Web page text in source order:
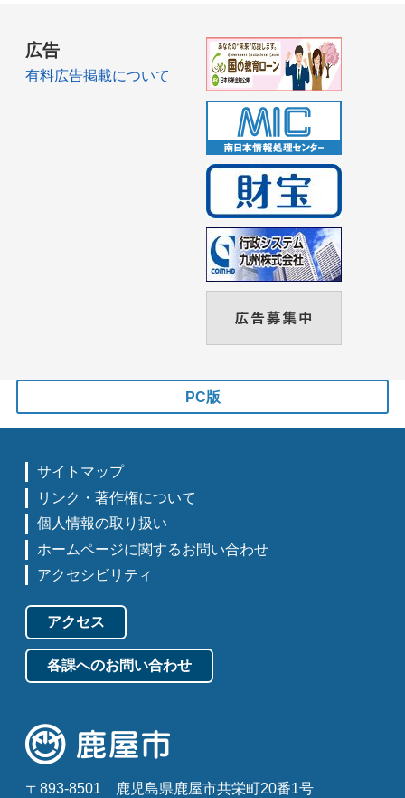
広告
有料広告掲載について
PC版
サイトマップ
リンク・著作権について
個人情報の取り扱い
ホームページに関するお問い合わせ
アクセシビリティ
アクセス
各課へのお問い合わせ
〒893-8501 鹿児島県鹿屋市共栄町20番1号